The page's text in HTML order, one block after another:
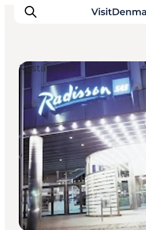
Inspirations
Destinations
Quoi faire
Hébergements
Planifiez votre voyage
Restaurants